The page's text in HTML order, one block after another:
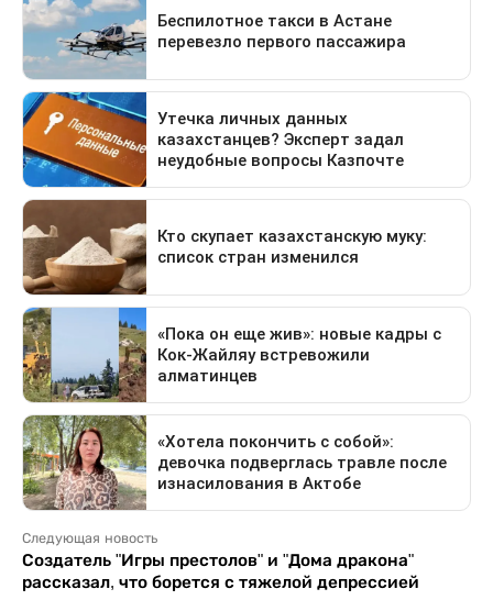
Следующая новость
Создатель "Игры престолов" и "Дома дракона"
рассказал, что борется с тяжелой депрессией